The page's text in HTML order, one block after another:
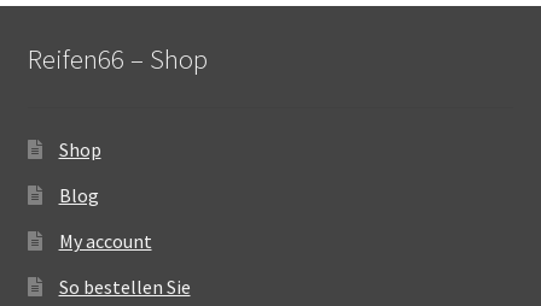
Reifen66 – Shop
Shop
Blog
My account
So bestellen Sie